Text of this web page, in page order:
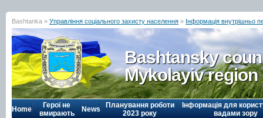
Bashtanka » Управління соціального захисту населення » Інформація внутрішньо
Bashtansky
Mykolayiv region
Home
Герої не
вмирають
News
Планування роботи
2023 року
Інформація для
вадами зору